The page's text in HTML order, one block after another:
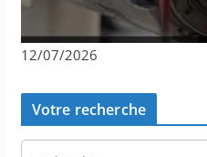
12/07/2026
Votre recherche